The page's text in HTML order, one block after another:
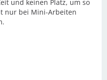
und keinen Platz, um so
nur bei Mini-Arbeiten